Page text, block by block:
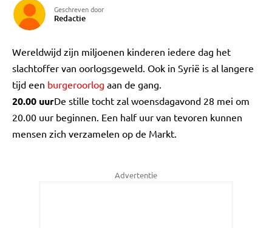
Geschreven door
Redactie
Wereldwijd zijn miljoenen kinderen iedere dag het
slachtoffer van oorlogsgeweld. Ook in Syrië is al langere
tijd een burgeroorlog aan de gang.
20.00 uurDe stille tocht zal woensdagavond 28 mei om
20.00 uur beginnen. Een half uur van tevoren kunnen
mensen zich verzamelen op de Markt.
Advertentie